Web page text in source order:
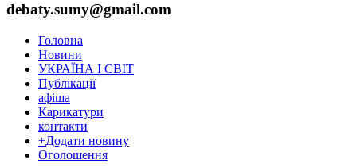
debaty.sumy@gmail.com
Головна
Новини
УКРАЇНА І СВІТ
Публікації
афіша
Карикатури
контакти
+Додати новину
Оголошення